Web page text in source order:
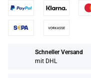
Schneller Versand
mit DHL